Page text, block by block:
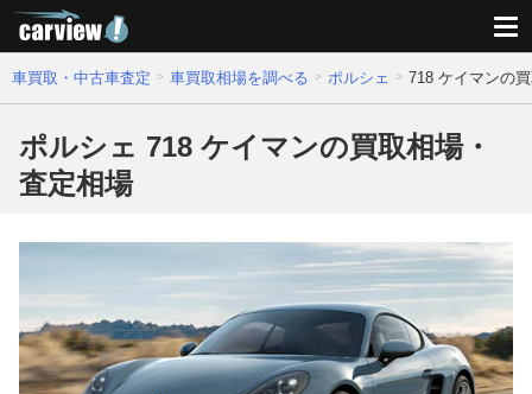
車買取・中古車査定 車買取相場を調べる ポルシェ 718 ケイマンの
ポルシェ 718 ケイマンの買取相場・
査定相場